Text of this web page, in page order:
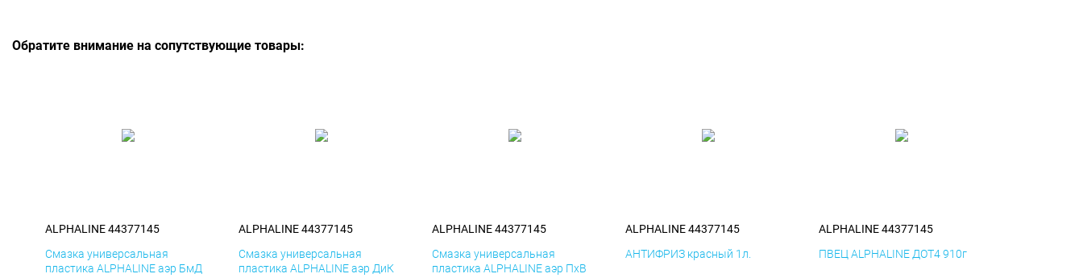
Обратите внимание на сопутствующие товары:
ALPHALINE 44377145
Смазка универсальная
пластика ALPHALINE аэр БмД
ALPHALINE 44377145
Смазка универсальная
пластика ALPHALINE аэр ДиК
ALPHALINE 44377145
Смазка универсальная
пластика ALPHALINE аэр ПхВ
ALPHALINE 44377145
АНТИФРИЗ красный 1л.
ALPHALINE 44377145
ПВЕЦ ALPHALINE ДОТ4 910г